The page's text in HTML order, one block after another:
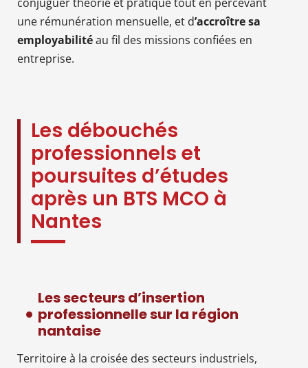
une rémunération mensuelle, et d’accroître sa
employabilitéau fil des missions confiées en
entreprise.
Les débouchés
professionnels et
poursuites d’études
après un BTS MCO à
Nantes
Les secteurs d’insertion
professionnelle sur la région
nantaise
Territoire à la croisée des secteurs industriels,